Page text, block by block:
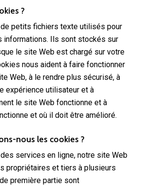
?
petits fichiers texte utilisés pour
informations. Ils sont stockés sur
le site Web est chargé sur votre
nous aident à faire fonctionner
Web, à le rendre plus sécurisé, à
expérience utilisateur et à
le site Web fonctionne et à
et où il doit être amélioré.
nous les cookies ?
services en ligne, notre site Web
propriétaires et tiers à plusieurs
première partie sont